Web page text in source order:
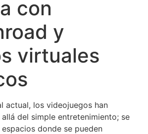
con
y
virtuales
actual, los videojuegos han
del simple entretenimiento; se
donde se pueden